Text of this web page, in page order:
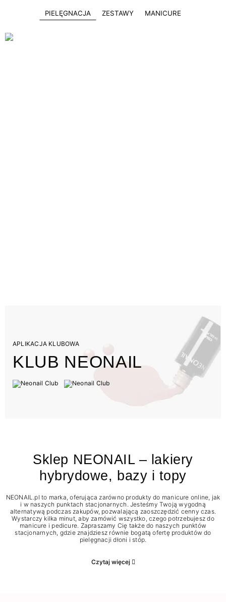
PIELĘGNACJA ZESTAWY MANICURE
APLIKACJA KLUBOWA
KLUB NEONAIL
Sklep NEONAIL – lakiery
hybrydowe, bazy i topy
NEONAIL.pl to marka, oferująca zarówno produkty do manicure online, jak
i w naszych punktach stacjonarnych. Jesteśmy Twoją wygodną
alternatywą podczas zakupów, pozwalającą zaoszczędzić cenny czas.
Wystarczy kilka minut, aby zamówić wszystko, czego potrzebujesz do
manicure i pedicure. Zapraszamy Cię także do naszych punktów
stacjonarnych, gdzie znajdziesz równie bogatą ofertę produktów do
pielęgnacji dłoni i stóp.
Czytaj więcej